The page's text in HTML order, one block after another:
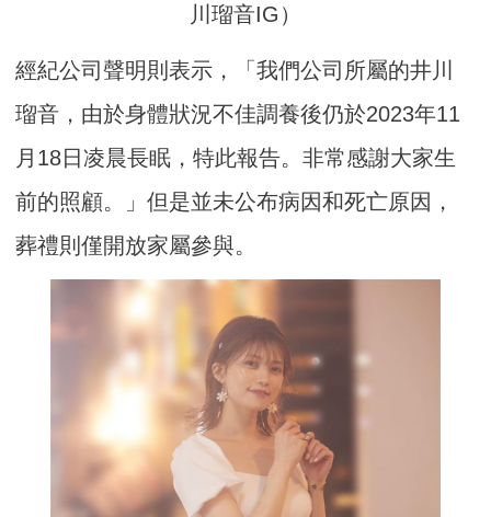
川瑠音IG）
經紀公司聲明則表示，「我們公司所屬的井川
瑠音，由於身體狀況不佳調養後仍於2023年11
月18日凌晨長眠，特此報告。非常感謝大家生
前的照顧。」但是並未公布病因和死亡原因，
葬禮則僅開放家屬參與。